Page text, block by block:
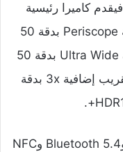
تركيز تلقائي أما Galaxy S26 Ultra فيقدم كاميرا رئيسية
200 ميجابكسل بفتحة f1.4 مع عدسة Periscope بدقة 50
ميجابكسل وتقريب بصري 5x وعدسة Ultra Wide بدقة 50
ميجابكسل مع تركيز تلقائي وعدسة تقريب إضافية 3x بدقة
تدعم السلسلة شبكات 5G وWiFi 7 وBluetooth 5.4 وNFC